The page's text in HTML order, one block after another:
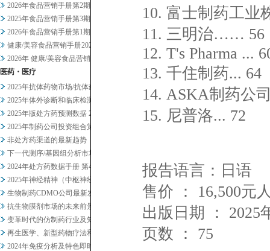
2026年食品营销手册第2期
2025年食品营销手册第3期
2026年食品营销手册第1期
健康/美容食品营销手册2025...
2026年 健康/美容食品营销...
医药・医疗
2025年抗体药物市场/抗体药...
2025年体外诊断和临床检测市...
2025年版处方药预测数据 2
2025年制药公司投资组合策略...
非处方药渠道的最新趋势
下一代测序/基因组分析市场20...
2024年处方药数据手册 第4...
2025年神经精神（中枢神经系...
生物制药CDMO公司最新发展趋...
抗生物膜剂市场的未来前景
变革时代的仿制药行业及知名企业...
再生医学、新型药物疗法和药物研...
2024年免疫分析及特色即时检...
10. 富士制药工
11. 三明治…… 56
12. T's Pharma ...
13. 千住制药... 64
14. ASKA制药公
15. 尼普洛... 72
报告语言：日语
售价 ： 16,500元
出版日期 ： 2025
页数 ： 75